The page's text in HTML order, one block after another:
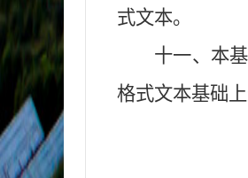
式文本。
十一、 本
格式文本基础上